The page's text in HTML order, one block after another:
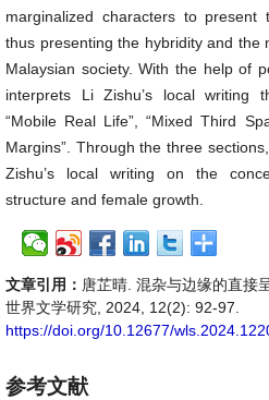
marginalized characters to
thus presenting the hybridity and the
Malaysian society. With the help of
interprets Li Zishu’s local writing
“Mobile Real Life”, “Mixed Third
Margins”. Through the three
Zishu’s local writing on the
structure and female growth.
文章引用： 唐芷晴. 混杂与边缘的直
世界文学研究, 2024, 12(2): 92-97.
https://doi.org/10.12677/
参考文献